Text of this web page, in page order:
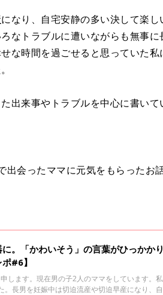
になり、自宅安静の多い決して楽
なトラブルに遭いながらも無事
な時間を過ごせると思っていた私
出来事やトラブルを中心に書いて
出会ったママに元気をもらったお話
。「かわいそう」の言葉がひっかか
#6】
します。現在男の子2人のママをしています。
。長男を妊娠中は切迫流産や切迫早産になり、